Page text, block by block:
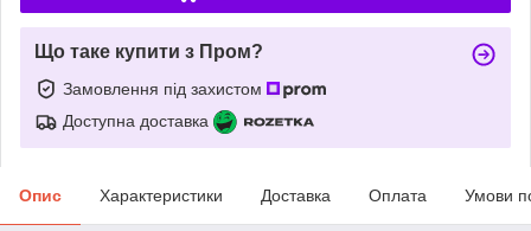
Що таке купити з Пром?
Замовлення під захистом
Доступна доставка
Опис Характеристики Доставка Оплата Умови